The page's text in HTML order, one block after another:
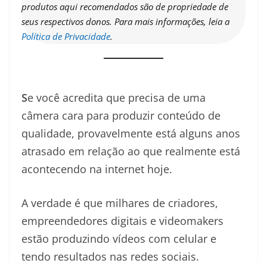
produtos aqui recomendados são de propriedade de
seus respectivos donos. Para mais informações, leia a
Política de Privacidade.
Se você acredita que precisa de uma
câmera cara para produzir conteúdo de
qualidade, provavelmente está alguns anos
atrasado em relação ao que realmente está
acontecendo na internet hoje.
A verdade é que milhares de criadores,
empreendedores digitais e videomakers
estão produzindo vídeos com celular e
tendo resultados nas redes sociais.